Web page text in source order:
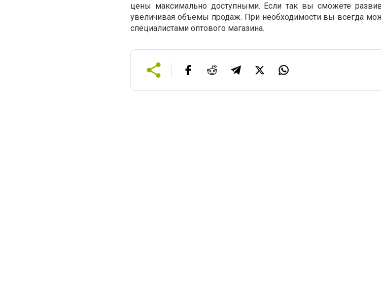
цены максимально доступными. Если так вы сможете
увеличивая объемы продаж. При необходимости вы всегда
специалистами оптового магазина.